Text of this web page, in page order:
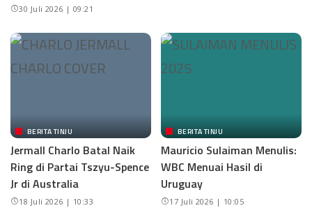
30 Juli 2026 | 09:21
BERITA TINJU
Jermall Charlo Batal Naik
Ring di Partai Tszyu-Spence
Jr di Australia
18 Juli 2026 | 10:33
BERITA TINJU
Mauricio Sulaiman Menulis:
WBC Menuai Hasil di
Uruguay
17 Juli 2026 | 10:05